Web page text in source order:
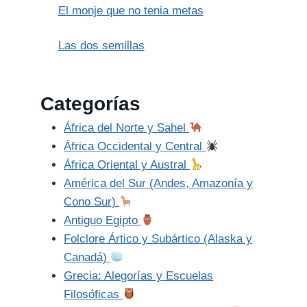
El monje que no tenia metas
Las dos semillas
Categorías
África del Norte y Sahel
África Occidental y Central
África Oriental y Austral
América del Sur (Andes, Amazonía y
Cono Sur)
Antiguo Egipto
Folclore Ártico y Subártico (Alaska y
Canadá)
Grecia: Alegorías y Escuelas
Filosóficas